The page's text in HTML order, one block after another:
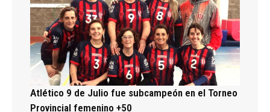
Atlético 9 de Julio fue subcampeón en el Torneo
Provincial femenino +50